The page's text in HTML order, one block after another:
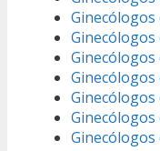
Ginecólogos
Ginecólogos
Ginecólogos